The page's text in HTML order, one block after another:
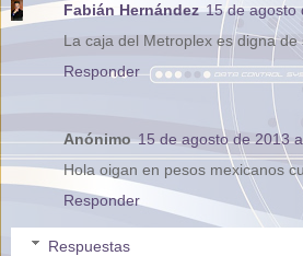
Fabián Hernández 15 de agosto
La caja del Metroplex es digna
Responder
Anónimo 15 de agosto de 2013
Hola oigan en pesos mexicanos
Responder
Respuestas